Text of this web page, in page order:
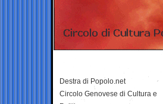
Destra di Popolo.net
Circolo Genovese di Cultura e